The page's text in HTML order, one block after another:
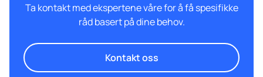
Ta kontakt med ekspertene våre for å få spesifikke
råd basert på dine behov.
Kontakt oss